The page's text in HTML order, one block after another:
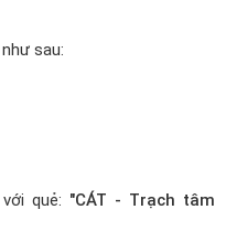
sau:
quẻ: "CÁT - Trạch tâm